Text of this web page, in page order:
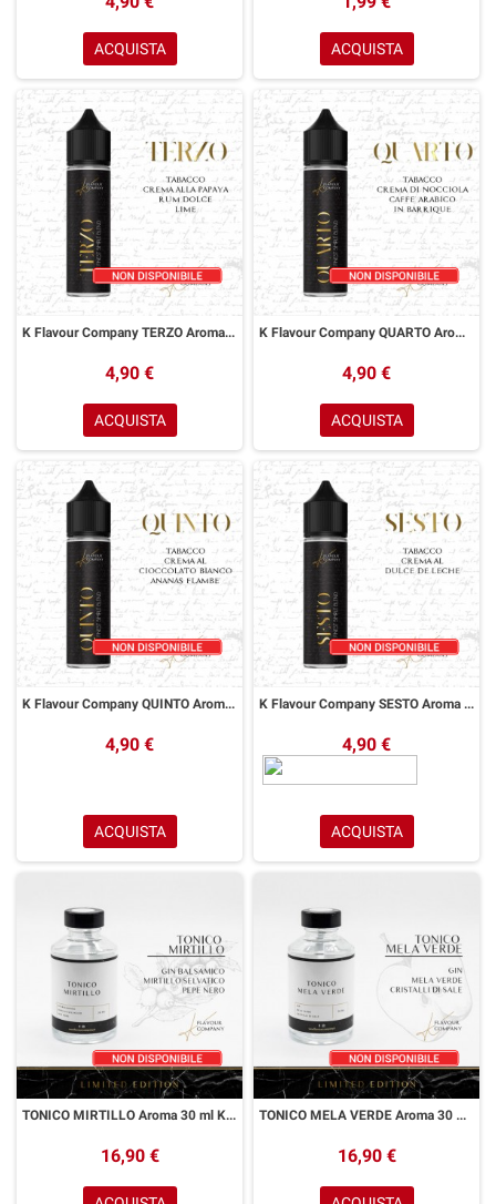
ACQUISTA ACQUISTA
K Flavour Company TERZO Aroma 20 ml
4,90 €
ACQUISTA
K Flavour Company QUARTO Aroma 20 ml
4,90 €
ACQUISTA
K Flavour Company QUINTO Aroma 20 ml
4,90 €
ACQUISTA
K Flavour Company SESTO Aroma 20 ml
4,90 €
ACQUISTA
TONICO MIRTILLO Aroma 30 ml K FLAVOUR COMPANY
16,90 €
TONICO MELA VERDE Aroma 30 ml K FLAVOUR COMPANY
16,90 €